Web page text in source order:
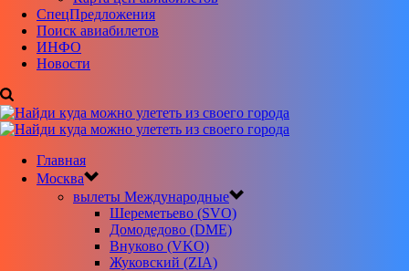
CпецПредложения
Поиск авиабилетов
ИНФО
Новости
Главная
Москва
вылеты Международные
Шереметьево (SVO)
Домодедово (DME)
Внуково (VKO)
Жуковский (ZIA)